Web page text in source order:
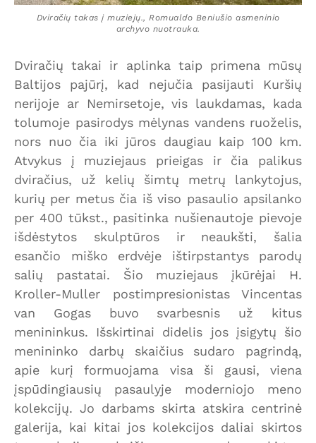
Dviračių takas į muziejų., Romualdo Beniušio asmeninio
archyvo nuotrauka.
Dviračių takai ir aplinka taip primena mūsų
Baltijos pajūrį, kad nejučia pasijauti Kuršių
nerijoje ar Nemirsetoje, vis laukdamas, kada
tolumoje pasirodys mėlynas vandens ruoželis,
nors nuo čia iki jūros daugiau kaip 100 km.
Atvykus į muziejaus prieigas ir čia palikus
dviračius, už kelių šimtų metrų lankytojus,
kurių per metus čia iš viso pasaulio apsilanko
per 400 tūkst., pasitinka nušienautoje pievoje
išdėstytos skulptūros ir neaukšti, šalia
esančio miško erdvėje ištirpstantys parodų
salių pastatai. Šio muziejaus įkūrėjai H.
Kroller-Muller postimpresionistas Vincentas
van Gogas buvo svarbesnis už kitus
menininkus. Išskirtinai didelis jos įsigytų šio
menininko darbų skaičius sudaro pagrindą,
apie kurį formuojama visa ši gausi, viena
įspūdingiausių pasaulyje moderniojo meno
kolekcijų. Jo darbams skirta atskira centrinė
galerija, kai kitai jos kolekcijos daliai skirtos